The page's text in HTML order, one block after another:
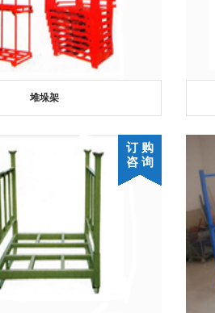
堆垛架
订 购
咨 询